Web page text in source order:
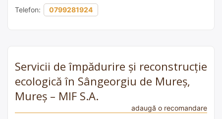
Telefon: 0799281924
Servicii de împădurire și reconstrucție
ecologică în Sângeorgiu de Mureș,
Mureș – MIF S.A.
adaugă o recomandare